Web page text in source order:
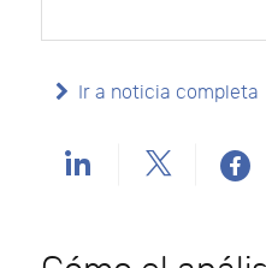
Ir a noticia completa